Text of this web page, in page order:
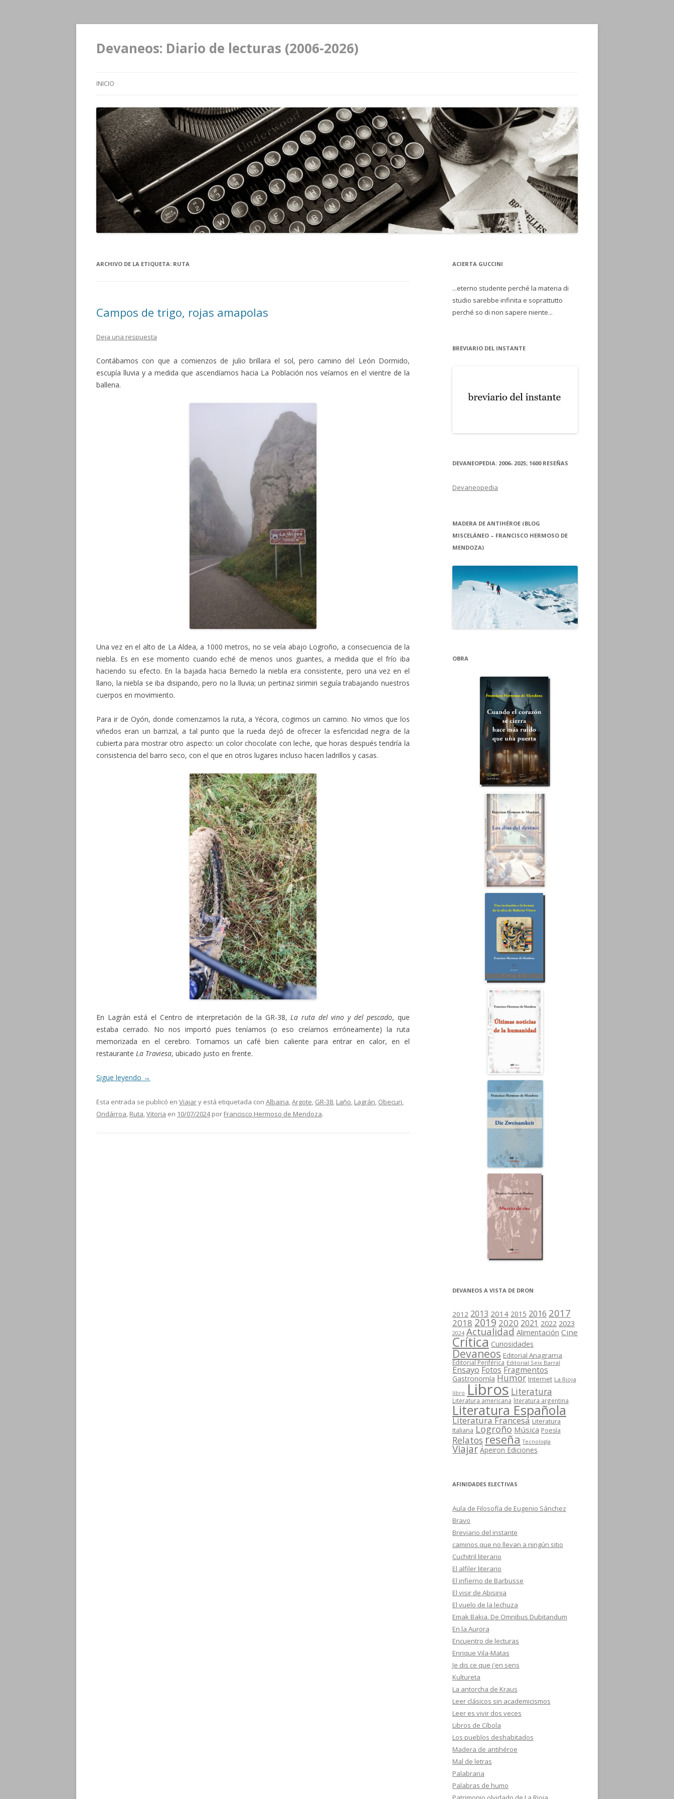
Devaneos: Diario de lecturas (2006-2026)
INICIO
ARCHIVO DE LA ETIQUETA: RUTA
Campos de trigo, rojas amapolas
Deja una respuesta
Contábamos con que a comienzos de julio brillara el sol, pero camino del León Dormido,
escupía lluvia y a medida que ascendíamos hacia La Población nos veíamos en el vientre de la
ballena.
Una vez en el alto de La Aldea, a 1000 metros, no se veía abajo Logroño, a consecuencia de la
niebla. Es en ese momento cuando eché de menos unos guantes, a medida que el frío iba
haciendo su efecto. En la bajada hacia Bernedo la niebla era consistente, pero una vez en el
llano, la niebla se iba disipando, pero no la lluvia; un pertinaz sirimiri seguía trabajando nuestros
cuerpos en movimiento.
Para ir de Oyón, donde comenzamos la ruta, a Yécora, cogimos un camino. No vimos que los
viñedos eran un barrizal, a tal punto que la rueda dejó de ofrecer la esfericidad negra de la
cubierta para mostrar otro aspecto: un color chocolate con leche, que horas después tendría la
consistencia del barro seco, con el que en otros lugares incluso hacen ladrillos y casas.
En Lagrán está el Centro de interpretación de la GR-38,La ruta del vino y del pescado, que
estaba cerrado. No nos importó pues teníamos (o eso creíamos erróneamente) la ruta
memorizada en el cerebro. Tomamos un café bien caliente para entrar en calor, en el
restaurante La Traviesa, ubicado justo en frente.
Sigue leyendo →
Esta entrada se publicó en Viajary está etiquetada con Albaina,Argote, GR-38, Laño, Lagrán, Obecuri,
Ondárroa, Ruta,Vitoria en 10/07/2024por Francisco Hermoso de Mendoza.
ACIERTA GUCCINI
...eterno studente perché la materia di
studio sarebbe infinita e soprattutto
perché so di non sapere niente...
BREVIARIO DEL INSTANTE
DEVANEOPEDIA: 2006- 2025; 1600 RESEÑAS
Devaneopedia
MADERA DE ANTIHÉROE (BLOG
MISCELÁNEO – FRANCISCO HERMOSO DE
MENDOZA)
OBRA
DEVANEOS A VISTA DE DRON
2012 2013 2014 2015 2016 2017
2018 2019 2020 2021 2022 2023
2024 Actualidad Alimentación Cine
Crítica Curiosidades
Devaneos Editorial Anagrama
Editorial Periférica Editorial Seix Barral
Ensayo Fotos Fragmentos
Gastronomía Humor Internet La Rioja
libro Libros Literatura
Literatura americana literatura argentina
Literatura Española
Literatura Francesa Literatura
Italiana Logroño Música Poesía
Relatos reseña Tecnología
Viajar Ápeiron Ediciones
AFINIDADES ELECTIVAS
Aula de Filosofía de Eugenio Sánchez
Bravo
Breviario del instante
caminos que no llevan a ningún sitio
Cuchitril literario
El alfiler literario
El infierno de Barbusse
El visir de Abisinia
El vuelo de la lechuza
Emak Bakia. De Omnibus Dubitandum
En la Aurora
Encuentro de lecturas
Enrique Vila-Matas
Je dis ce que j'en sens
Kultureta
La antorcha de Kraus
Leer clásicos sin academicismos
Leer es vivir dos veces
Libros de Cíbola
Los pueblos deshabitados
Madera de antihéroe
Mal de letras
Palabraria
Palabras de humo